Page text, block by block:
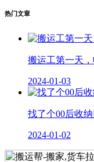
热门文章
搬运工第一天
2024-01-03
找了个00后收
2024-01-02